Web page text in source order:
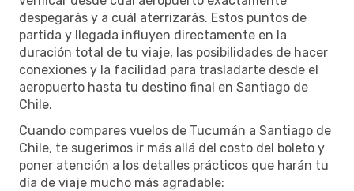
despegarás y a cuál aterrizarás. Estos puntos de
partida y llegada influyen directamente en la
duración total de tu viaje, las posibilidades de hacer
conexiones y la facilidad para trasladarte desde el
aeropuerto hasta tu destino final en Santiago de
Chile.
Cuando compares vuelos de Tucumán a Santiago de
Chile, te sugerimos ir más allá del costo del boleto y
poner atención a los detalles prácticos que harán tu
día de viaje mucho más agradable: